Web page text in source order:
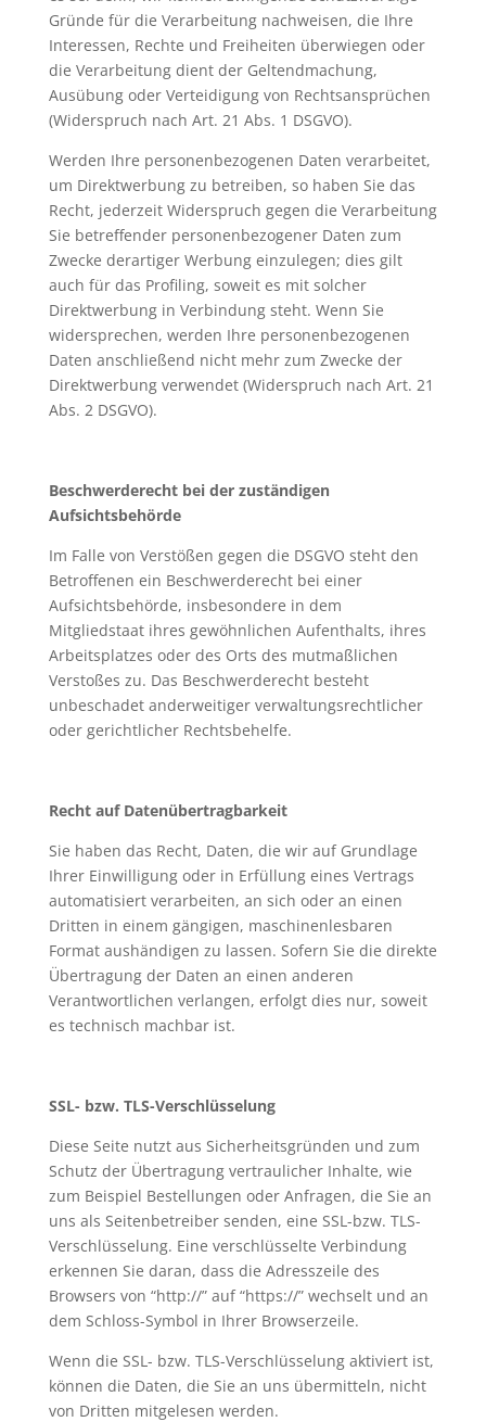
Gründe für die Verarbeitung nachweisen, die Ihre
Interessen, Rechte und Freiheiten überwiegen oder
die Verarbeitung dient der Geltendmachung,
Ausübung oder Verteidigung von Rechtsansprüchen
(Widerspruch nach Art. 21 Abs. 1 DSGVO).
Werden Ihre personenbezogenen Daten verarbeitet,
um Direktwerbung zu betreiben, so haben Sie das
Recht, jederzeit Widerspruch gegen die Verarbeitung
Sie betreffender personenbezogener Daten zum
Zwecke derartiger Werbung einzulegen; dies gilt
auch für das Profiling, soweit es mit solcher
Direktwerbung in Verbindung steht. Wenn Sie
widersprechen, werden Ihre personenbezogenen
Daten anschließend nicht mehr zum Zwecke der
Direktwerbung verwendet (Widerspruch nach Art. 21
Abs. 2 DSGVO).
Beschwerderecht bei der zuständigen
Aufsichtsbehörde
Im Falle von Verstößen gegen die DSGVO steht den
Betroffenen ein Beschwerderecht bei einer
Aufsichtsbehörde, insbesondere in dem
Mitgliedstaat ihres gewöhnlichen Aufenthalts, ihres
Arbeitsplatzes oder des Orts des mutmaßlichen
Verstoßes zu. Das Beschwerderecht besteht
unbeschadet anderweitiger verwaltungsrechtlicher
oder gerichtlicher Rechtsbehelfe.
Recht auf Datenübertragbarkeit
Sie haben das Recht, Daten, die wir auf Grundlage
Ihrer Einwilligung oder in Erfüllung eines Vertrags
automatisiert verarbeiten, an sich oder an einen
Dritten in einem gängigen, maschinenlesbaren
Format aushändigen zu lassen. Sofern Sie die direkte
Übertragung der Daten an einen anderen
Verantwortlichen verlangen, erfolgt dies nur, soweit
es technisch machbar ist.
SSL- bzw. TLS-Verschlüsselung
Diese Seite nutzt aus Sicherheitsgründen und zum
Schutz der Übertragung vertraulicher Inhalte, wie
zum Beispiel Bestellungen oder Anfragen, die Sie an
uns als Seitenbetreiber senden, eine SSL-bzw. TLS-
Verschlüsselung. Eine verschlüsselte Verbindung
erkennen Sie daran, dass die Adresszeile des
Browsers von “http://” auf “https://” wechselt und an
dem Schloss-Symbol in Ihrer Browserzeile.
Wenn die SSL- bzw. TLS-Verschlüsselung aktiviert ist,
können die Daten, die Sie an uns übermitteln, nicht
von Dritten mitgelesen werden.